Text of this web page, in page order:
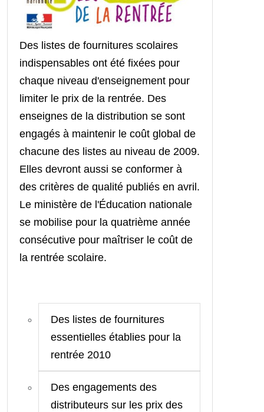
Des listes de fournitures scolaires
indispensables ont été fixées pour
chaque niveau d'enseignement pour
limiter le prix de la rentrée. Des
enseignes de la distribution se sont
engagés à maintenir le coût global de
chacune des listes au niveau de 2009.
Elles devront aussi se conformer à
des critères de qualité publiés en avril.
Le ministère de l'Éducation nationale
se mobilise pour la quatrième année
consécutive pour maîtriser le coût de
la rentrée scolaire.
Des listes de fournitures
essentielles établies pour la
rentrée 2010
Des engagements des
distributeurs sur les prix des